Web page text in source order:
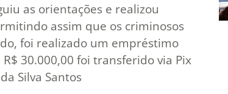
as orientações e realizou
assim que os criminosos
foi realizado um empréstimo
30.000,00 foi transferido via Pix
Silva Santos